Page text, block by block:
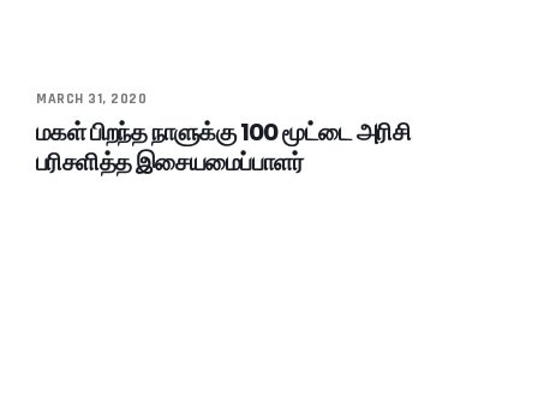
MARCH 31, 2020
மகள் பிறந்த நாளுக்கு 100 மூட்டை அரிசி
பரிசளித்த இசையமைப்பாளர்